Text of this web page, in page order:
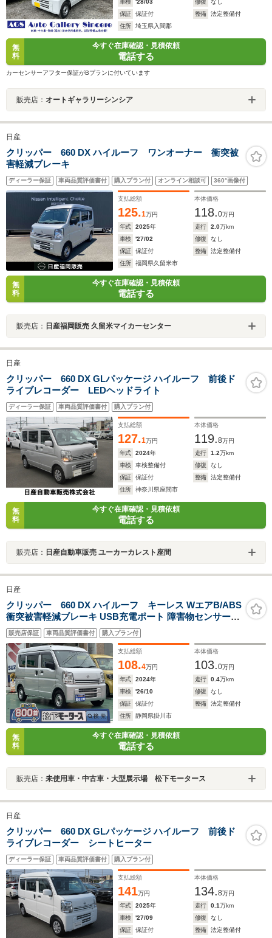
車検 '28/03 修復
なし
保証
保証付 整備
法定整備付
住所
埼玉県入間郡
無
料
今すぐ在庫確認・見積依頼
電話する
カーセンサーアフター保証がBプランに付いています
販売店： オートギャラリーシンシア
日産
クリッパー 660 DX ハイルーフ ワンオーナー 衝突被
害軽減ブレーキ
ディーラー保証 車両品質評価書付 購入プラン付 オンライン相談可 360°画像付
支払総額
125.1万円
本体価格
118.0万円
年式
2025年 走行 2.0万km
車検
'27/02 修復
なし
保証
保証付 整備
法定整備付
住所
福岡県久留米市
無
料
今すぐ在庫確認・見積依頼
電話する
販売店： 日産福岡販売 久留米マイカーセンター
日産
クリッパー 660 DX GLパッケージ ハイルーフ 前後ド
ライブレコーダー LEDヘッドライト
ディーラー保証 車両品質評価書付 購入プラン付
支払総額
127.1万円
本体価格
119.8万円
年式
2024年 走行 1.2万km
車検
車検整備付 修復
なし
保証
保証付 整備
法定整備付
住所
神奈川県座間市
無
料
今すぐ在庫確認・見積依頼
電話する
販売店： 日産自動車販売 ユーカーカレスト座間
日産
クリッパー 660 DX ハイルーフ キーレス WエアB/ABS
衝突被害軽減ブレーキ USB充電ポート 障害物センサー
パワーウインドウ 両側スライドドア オートライト
販売店保証 車両品質評価書付 購入プラン付
支払総額
108.4万円
本体価格
103.0万円
年式
2024年 走行 0.4万km
車検
'26/10 修復
なし
保証
保証付 整備
法定整備付
住所
静岡県掛川市
無
料
今すぐ在庫確認・見積依頼
電話する
販売店： 未使用車・中古車・大型展示場 松下モータース
日産
クリッパー 660 DX GLパッケージ ハイルーフ 前後ド
ライブレコーダー シートヒーター
ディーラー保証 車両品質評価書付 購入プラン付
支払総額
141万円
本体価格
134.8万円
年式
2025年 走行 0.1万km
車検
'27/09 修復
なし
保証
保証付 整備
法定整備付